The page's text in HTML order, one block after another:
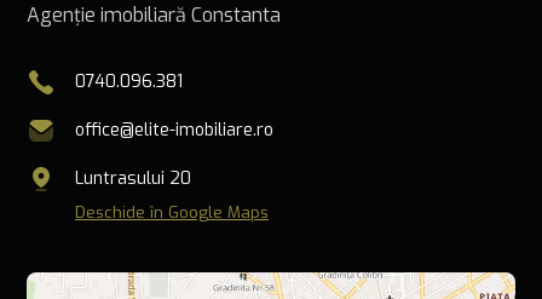
Agenție imobiliară Constanta
0740.096.381
office@elite-imobiliare.ro
Luntrasului 20
Deschide în Google Maps